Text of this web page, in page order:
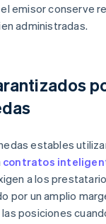
emisor conserve
administradas.
estables
contratos
a los
por un amplio
posiciones